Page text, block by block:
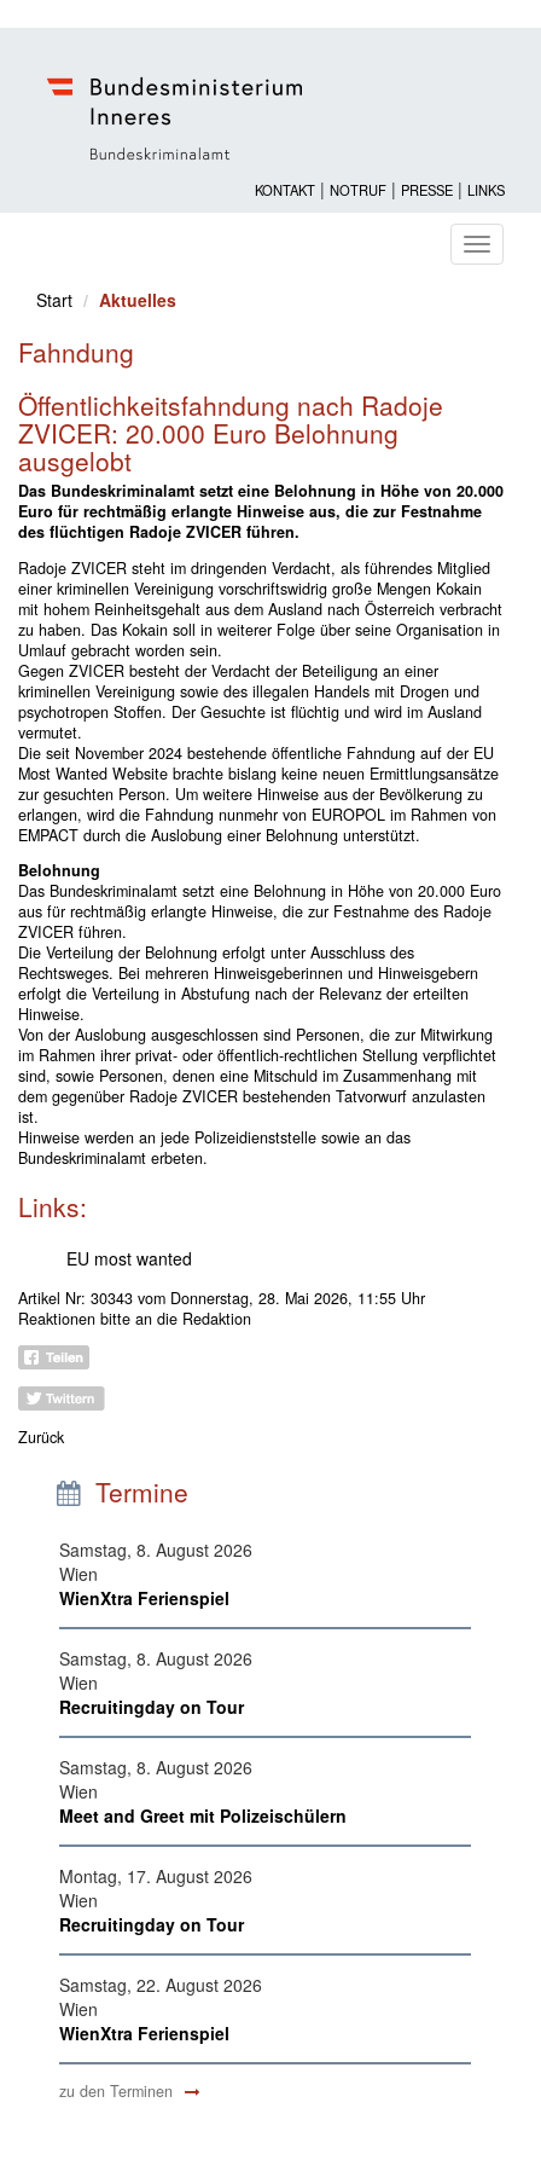
KONTAKT | NOTRUF | PRESSE | LINKS
ein-/
Start
Aktuelles
Fahndung
Öffentlichkeitsfahndung nach Radoje
ZVICER: 20.000 Euro Belohnung
ausgelobt
Das Bundeskriminalamt setzt eine Belohnung in Höhe von 20.000
Euro für rechtmäßig erlangte Hinweise aus, die zur Festnahme
des flüchtigen Radoje ZVICER führen.
Radoje ZVICER steht im dringenden Verdacht, als führendes Mitglied
einer kriminellen Vereinigung vorschriftswidrig große Mengen Kokain
mit hohem Reinheitsgehalt aus dem Ausland nach Österreich verbracht
zu haben. Das Kokain soll in weiterer Folge über seine Organisation in
Umlauf gebracht worden sein.
Gegen ZVICER besteht der Verdacht der Beteiligung an einer
kriminellen Vereinigung sowie des illegalen Handels mit Drogen und
psychotropen Stoffen. Der Gesuchte ist flüchtig und wird im Ausland
vermutet.
Die seit November 2024 bestehende öffentliche Fahndung auf der EU
Most Wanted Website brachte bislang keine neuen Ermittlungsansätze
zur gesuchten Person. Um weitere Hinweise aus der Bevölkerung zu
erlangen, wird die Fahndung nunmehr von EUROPOL im Rahmen von
EMPACT durch die Auslobung einer Belohnung unterstützt.
Belohnung
Das Bundeskriminalamt setzt eine Belohnung in Höhe von 20.000 Euro
aus für rechtmäßig erlangte Hinweise, die zur Festnahme des Radoje
ZVICER führen.
Die Verteilung der Belohnung erfolgt unter Ausschluss des
Rechtsweges. Bei mehreren Hinweisgeberinnen und Hinweisgebern
erfolgt die Verteilung in Abstufung nach der Relevanz der erteilten
Hinweise.
Von der Auslobung ausgeschlossen sind Personen, die zur Mitwirkung
im Rahmen ihrer privat- oder öffentlich-rechtlichen Stellung verpflichtet
sind, sowie Personen, denen eine Mitschuld im Zusammenhang mit
dem gegenüber Radoje ZVICER bestehenden Tatvorwurf anzulasten
ist.
Hinweise werden an jede Polizeidienststelle sowie an das
Bundeskriminalamt erbeten.
Links:
EU most wanted
Artikel Nr: 30343 vom Donnerstag, 28. Mai 2026, 11:55 Uhr
Reaktionen bitte an die Redaktion
Zurück
Termine
Samstag, 8. August 2026
Wien
WienXtra Ferienspiel
Samstag, 8. August 2026
Wien
Recruitingday on Tour
Samstag, 8. August 2026
Wien
Meet and Greet mit Polizeischülern
Montag, 17. August 2026
Wien
Recruitingday on Tour
Samstag, 22. August 2026
Wien
WienXtra Ferienspiel
zu den Terminen